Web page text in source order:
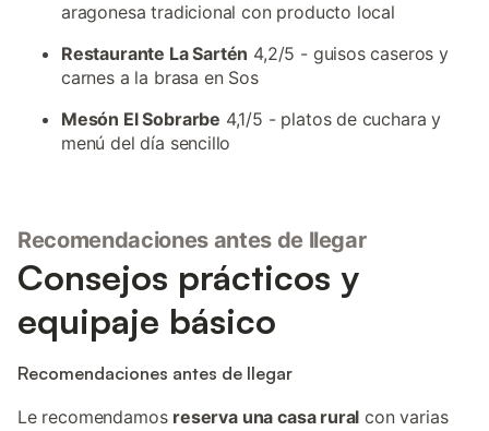
aragonesa tradicional con producto local
Restaurante La Sartén 4,2/5 - guisos caseros y
carnes a la brasa en Sos
Mesón El Sobrarbe 4,1/5 - platos de cuchara y
menú del día sencillo
Recomendaciones antes de llegar
Consejos prácticos y
equipaje básico
Recomendaciones antes de llegar
Le recomendamos reserva una casa rural con varias